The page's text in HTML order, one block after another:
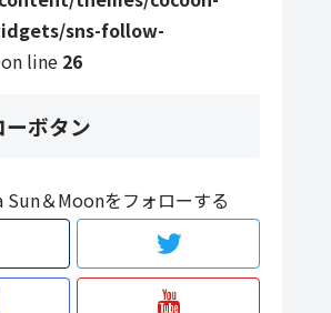
sns-follow-
on line 26
ボタン
Sun＆Moonをフォローする